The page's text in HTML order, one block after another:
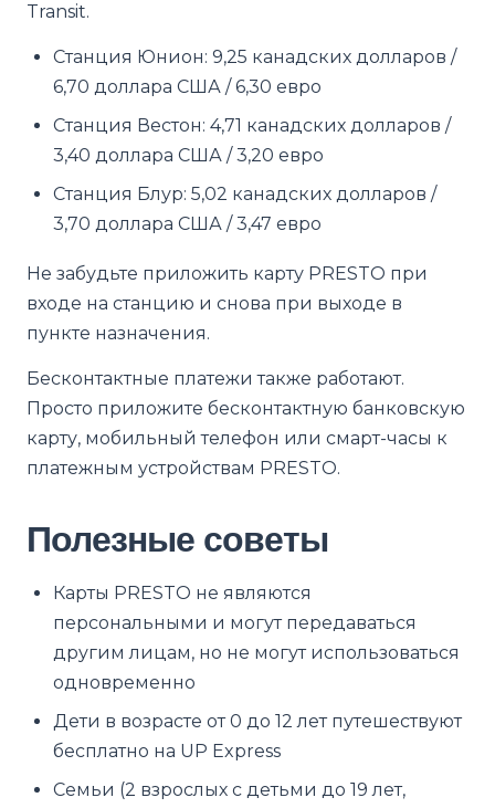
Transit.
Станция Юнион: 9,25 канадских долларов /
6,70 доллара США / 6,30 евро
Станция Вестон: 4,71 канадских долларов /
3,40 доллара США / 3,20 евро
Станция Блур: 5,02 канадских долларов /
3,70 доллара США / 3,47 евро
Не забудьте приложить карту PRESTO при
входе на станцию и снова при выходе в
пункте назначения.
Бесконтактные платежи также работают.
Просто приложите бесконтактную банковскую
карту, мобильный телефон или смарт-часы к
платежным устройствам PRESTO.
Полезные советы
Карты PRESTO не являются
персональными и могут передаваться
другим лицам, но не могут использоваться
одновременно
Дети в возрасте от 0 до 12 лет путешествуют
бесплатно на UP Express
Семьи (2 взрослых с детьми до 19 лет,